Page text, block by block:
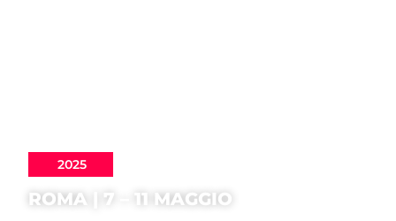
2025
ROMA | 7 – 11 MAGGIO